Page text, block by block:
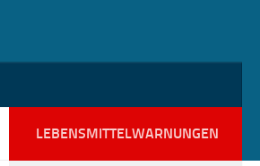
LEBENSMITTELWARNUNGEN